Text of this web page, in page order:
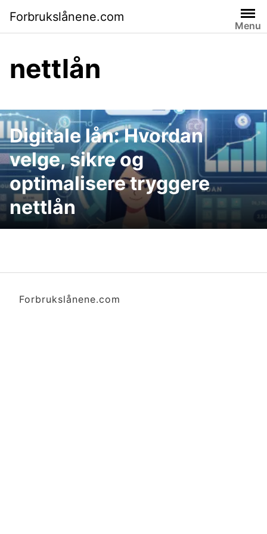
content
Forbrukslånene.com
Menu
nettlån
Digitale lån: Hvordan
velge, sikre og
optimalisere tryggere
nettlån
Forbrukslånene.com